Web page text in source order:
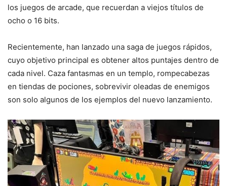
los juegos de arcade, que recuerdan a viejos títulos de
ocho o 16 bits.
Recientemente, han lanzado una saga de juegos rápidos,
cuyo objetivo principal es obtener altos puntajes dentro de
cada nivel. Caza fantasmas en un templo, rompecabezas
en tiendas de pociones, sobrevivir oleadas de enemigos
son solo algunos de los ejemplos del nuevo lanzamiento.